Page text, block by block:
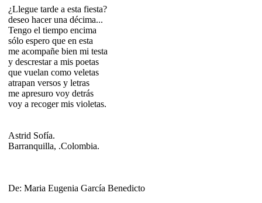
¿Llegue tarde a esta fiesta?
deseo hacer una décima...
Tengo el tiempo encima
sólo espero que en esta
me acompañe bien mi testa
y descrestar a mis poetas
que vuelan como veletas
atrapan versos y letras
me apresuro voy detrás
voy a recoger mis violetas.
Astrid Sofía.
Barranquilla, .Colombia.
De: Maria Eugenia García Benedicto